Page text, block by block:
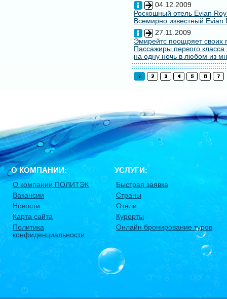
04.12.2009
Роскошный отель Evian
Всемирно известный
27.11.2009
Эмирейтс поощряет своих
Пассажиры первого
на одну ночь в любом из
О КОМПАНИИ:
О компании ПОЛИТЭК
Вакансии
Новости
Карта сайта
Политика
конфиденциальности
УСЛУГИ:
Быстрая заявка
Страны
Отели
Курорты
Онлайн бронирование туров